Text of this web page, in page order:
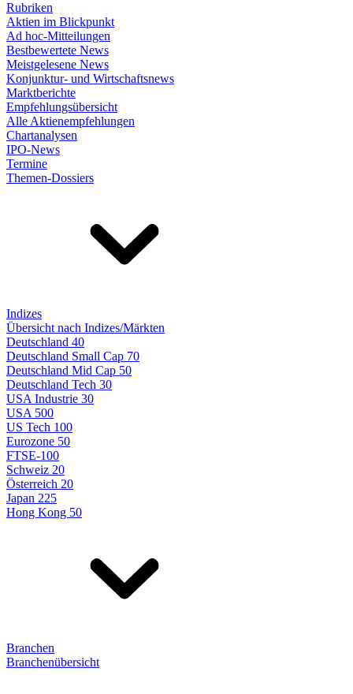
Rubriken
Aktien im Blickpunkt
Ad hoc-Mitteilungen
Bestbewertete News
Meistgelesene News
Konjunktur- und Wirtschaftsnews
Marktberichte
Empfehlungsübersicht
Alle Aktienempfehlungen
Chartanalysen
IPO-News
Termine
Themen-Dossiers
Indizes
Übersicht nach Indizes/Märkten
Deutschland 40
Deutschland Small Cap 70
Deutschland Mid Cap 50
Deutschland Tech 30
USA Industrie 30
USA 500
US Tech 100
Eurozone 50
FTSE-100
Schweiz 20
Österreich 20
Japan 225
Hong Kong 50
Branchen
Branchenübersicht